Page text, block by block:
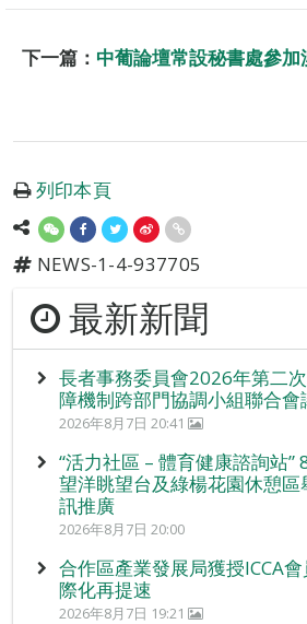
下一篇： 中葡論壇常設秘書處參
列印本頁
NEWS-1-4-937705
最新新聞
長者事務委員會2026年第二
障機制跨部門協調小組聯合會
2026年8月7日 20:41
“活力社區 – 體育健康諮詢站”
望洋眺望台及綠楊花園休憩
訊推廣
2026年8月7日 20:00
合作區產業發展局獲授ICCA
際化再提速
2026年8月7日 19:21